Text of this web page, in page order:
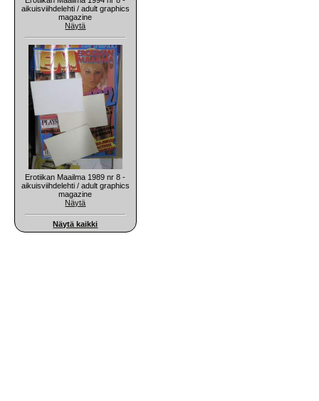
aikuisviihdelehti / adult graphics
magazine
Näytä
Erotiikan Maailma 1989 nr 8 -
aikuisviihdelehti / adult graphics
magazine
Näytä
Näytä kaikki